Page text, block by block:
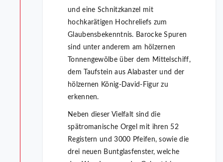
und eine Schnitzkanzel mit
hochkarätigen Hochreliefs zum
Glaubensbekenntnis. Barocke Spuren
sind unter anderem am hölzernen
Tonnengewölbe über dem Mittelschiff,
dem Taufstein aus Alabaster und der
hölzernen König-David-Figur zu
erkennen.
Neben dieser Vielfalt sind die
spätromanische Orgel mit ihren 52
Registern und 3000 Pfeifen, sowie die
drei neuen Buntglasfenster, welche